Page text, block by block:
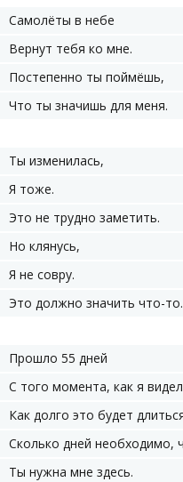
Самолёты в небе
Вернут тебя ко мне.
Постепенно ты поймёшь,
Что ты значишь для меня.
Ты изменилась,
Я тоже.
Это не трудно заметить.
Но клянусь,
Я не совру.
Это должно значить что-то.
Прошло 55 дней
С того момента, как я
Как долго это будет
Сколько дней необходимо,
Ты нужна мне здесь.